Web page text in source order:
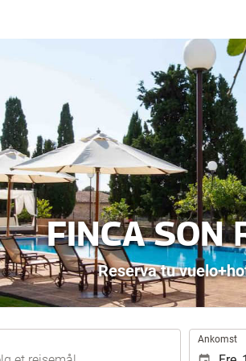
FINCA SON
Reserva tu
Ankomst